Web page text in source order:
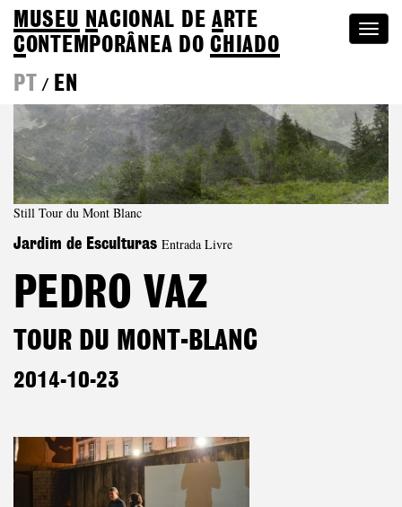
MUSEU NACIONAL DEA RTE
CONTEMPORÂNEA DOCHIADO
PT
/ EN
Still Tour du Mont Blanc
Jardim de Esculturas Entrada Livre
PEDRO VAZ
TOUR DU MONT-BLANC
2014-10-23